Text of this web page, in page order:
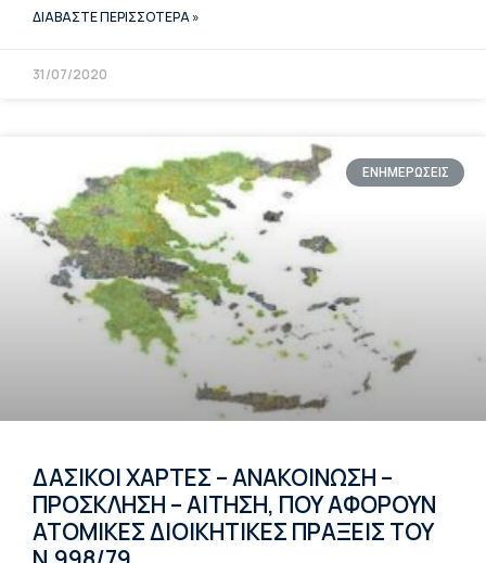
ΔΙΑΒΑΣΤΕ ΠΕΡΙΣΣΟΤΕΡΑ »
31/07/2020
ΕΝΗΜΕΡΩΣΕΙΣ
ΔΑΣΙΚΟΙ ΧΑΡΤΕΣ – ΑΝΑΚΟΙΝΩΣΗ –
ΠΡΟΣΚΛΗΣΗ – ΑΙΤΗΣΗ, ΠΟΥ ΑΦΟΡΟΥΝ
ΑΤΟΜΙΚΕΣ ΔΙΟΙΚΗΤΙΚΕΣ ΠΡΑΞΕΙΣ ΤΟΥ